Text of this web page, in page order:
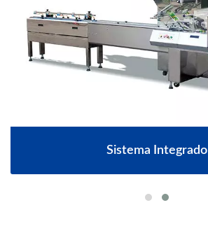
Sistema Integrado